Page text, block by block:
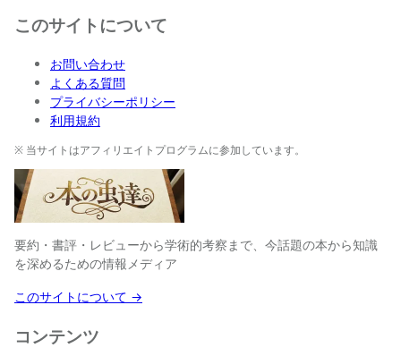
このサイトについて
お問い合わせ
よくある質問
プライバシーポリシー
利用規約
※ 当サイトはアフィリエイトプログラムに参加しています。
要約・書評・レビューから学術的考察まで、今話題の本から知識
を深めるための情報メディア
このサイトについて →
コンテンツ